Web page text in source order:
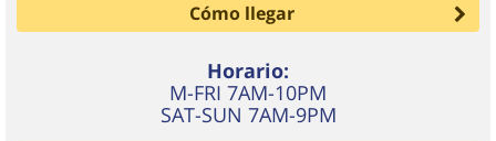
Cómo llegar
Horario:
M-FRI 7AM-10PM
SAT-SUN 7AM-9PM